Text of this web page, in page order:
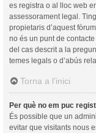
es registra o al lloc web
assessorament legal.
propietaris d’aquest
no és un punt de
del cas descrit a la
temes legals o d’abús
Torna a l’inici
Per què no em puc
És possible que un
evitar que visitants nous